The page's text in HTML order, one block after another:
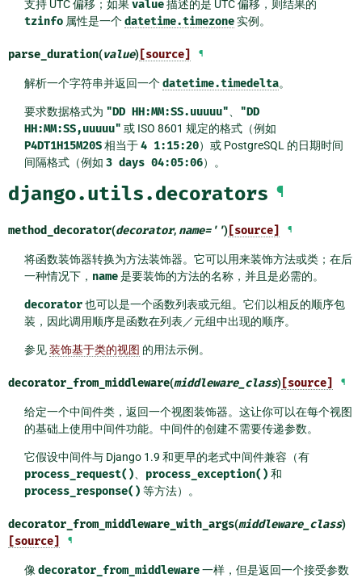
支持 UTC 偏移；如果value描述的是 UTC 偏移，则结果的
tzinfo属性是一个datetime.timezone实例。
parse_duration(value) [source] ¶
解析一个字符串并返回一个datetime.timedelta。
要求数据格式为 "DD HH:MM:SS.uuuuu"
"DD
HH:MM:SS,uuuuu" 或 ISO 8601 规定的格式（例如
P4DT1H15M20S相当于4 1:15:20）或 PostgreSQL 的日期时间
间隔格式（例如 3 days 04:05:06）。
django.utils.decorators ¶
method_decorator(decorator, name='') [source] ¶
将函数装饰器转换为方法装饰器。它可以用来装饰方法或类；在后
一种情况下， name是要装饰的方法的名称，并且是必需的。
decorator也可以是一个函数列表或元组。它们以相反的顺序包
装，因此调用顺序是函数在列表／元组中出现的顺序。
参见装饰基于类的视图 的用法示例。
decorator_from_middleware(middleware_class) [source] ¶
给定一个中间件类，返回一个视图装饰器。这让你可以在每个视图
的基础上使用中间件功能。中间件的创建不需要传递参数。
它假设中间件与 Django 1.9 和更早的老式中间件兼容（有
process_request() process_exception() 和
process_response() 等方法）。
decorator_from_middleware_with_args(middleware_class)
[source] ¶
像 decorator_from_middleware一样，但是返回一个接受参数